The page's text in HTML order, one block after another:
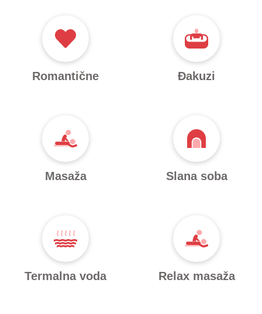
Romantične Đakuzi
Masaža Slana soba
Termalna voda Relax masaža